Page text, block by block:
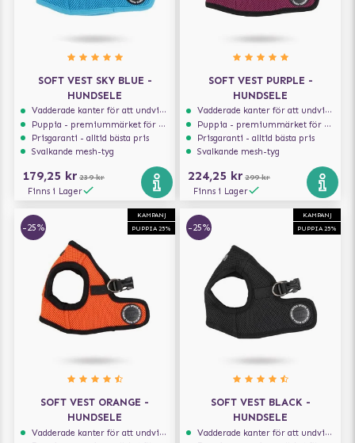
SOFT VEST SKY BLUE -
HUNDSELE
Vadderade kanter för att undvika skav
Puppia - premiummärket för hundselar
Prisgaranti - alltid bästa pris
Svalkande mesh-tyg
179,25 kr 239 kr
Finns i Lager
SOFT VEST PURPLE -
HUNDSELE
Vadderade kanter för att undvika skav
Puppia - premiummärket för hundselar
Prisgaranti - alltid bästa pris
Svalkande mesh-tyg
224,25 kr 299 kr
Finns i Lager
KAMPANJ
PUPPIA 25%
-25%
SOFT VEST ORANGE -
HUNDSELE
Vadderade kanter för att undvika skav
KAMPANJ
PUPPIA 25%
-25%
SOFT VEST BLACK -
HUNDSELE
Vadderade kanter för att undvika skav